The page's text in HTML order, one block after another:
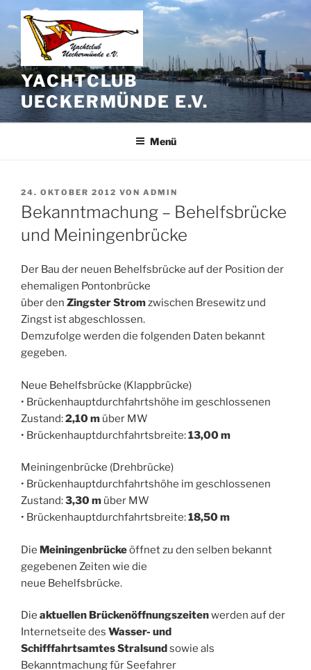
Zum
Inhalt
springen
YACHTCLUB
UECKERMÜNDE E.V.
Menü
VERÖFFENTLICHT
AM
24. OKTOBER 2012 VON ADMIN
Bekanntmachung – Behelfsbrücke
und Meiningenbrücke
Der Bau der neuen Behelfsbrücke auf der Position der
ehemaligen Pontonbrücke
über den Zingster Stromzwischen Bresewitz und
Zingst ist abgeschlossen.
Demzufolge werden die folgenden Daten bekannt
gegeben.
Neue Behelfsbrücke (Klappbrücke)
• Brückenhauptdurchfahrtshöhe im geschlossenen
Zustand:2,10 m über MW
• Brückenhauptdurchfahrtsbreite:13,00 m
Meiningenbrücke (Drehbrücke)
• Brückenhauptdurchfahrtshöhe im geschlossenen
Zustand:3,30 m über MW
• Brückenhauptdurchfahrtsbreite:18,50 m
Die Meiningenbrückeöffnet zu den selben bekannt
gegebenen Zeiten wie die
neue Behelfsbrücke.
Die aktuellen Brückenöffnungszeitenwerden auf der
Internetseite des Wasser- und
Schifffahrtsamtes Stralsundsowie als
Bekanntmachung für Seefahrer